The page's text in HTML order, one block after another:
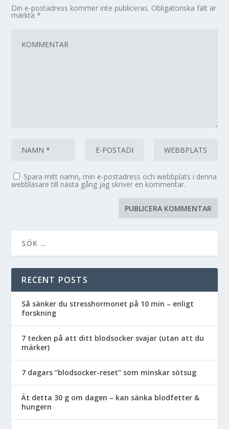
Din e-postadress kommer inte publiceras. Obligatoriska fält är
märkta*
Spara mitt namn, min e-postadress och webbplats i denna
webbläsare till nästa gång jag skriver en kommentar.
RECENT POSTS
Så sänker du stresshormonet på 10 min – enligt
forskning
7 tecken på att ditt blodsocker svajar (utan att du
märker)
7 dagars “blodsocker-reset” som minskar sötsug
Ät detta 30 g om dagen – kan sänka blodfetter &
hungern